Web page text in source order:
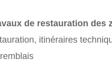
de restauration des
itinéraires